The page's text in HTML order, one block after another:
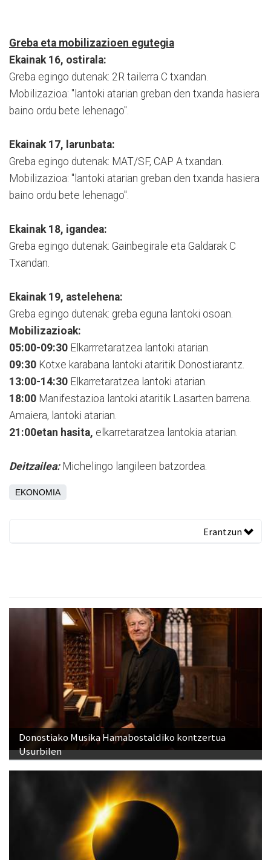
Greba eta mobilizazioen egutegia
Ekainak 16, ostirala:
Greba egingo dutenak: 2R tailerra C txandan.
Mobilizazioa: "lantoki atarian greban den txanda hasiera
baino ordu bete lehenago".
Ekainak 17, larunbata:
Greba egingo dutenak: MAT/SF, CAP A txandan.
Mobilizazioa: "lantoki atarian greban den txanda hasiera
baino ordu bete lehenago".
Ekainak 18, igandea:
Greba egingo dutenak: Gainbegirale eta Galdarak C
Txandan.
Ekainak 19, astelehena:
Greba egingo dutenak: greba eguna lantoki osoan.
Mobilizazioak:
05:00-09:30 Elkarrretaratzea lantoki atarian.
09:30 Kotxe karabana lantoki ataritik Donostiarantz.
13:00-14:30 Elkarretaratzea lantoki atarian.
18:00 Manifestazioa lantoki ataritik Lasarten barrena.
Amaiera, lantoki atarian.
21:00etan hasita, elkarretaratzea lantokia atarian.
Deitzailea: Michelingo langileen batzordea.
EKONOMIA
Erantzun
Donostiako Musika Hamabostaldiko kontzertua
Usurbilen